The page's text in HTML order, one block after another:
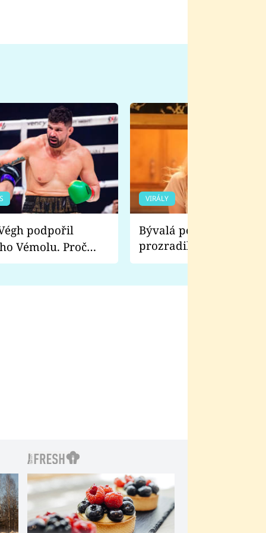
Vémolu. Proč
zápasit s ním než
VIRÁLY
Bývalá pornoherečka
prozradila, co ji
natáčení Euforie.